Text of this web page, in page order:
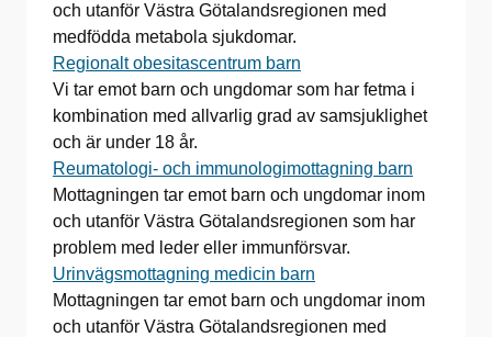
och utanför Västra Götalandsregionen med
medfödda metabola sjukdomar.
Regionalt obesitascentrum barn
Vi tar emot barn och ungdomar som har fetma i
kombination med allvarlig grad av samsjuklighet
och är under 18 år.
Reumatologi- och immunologimottagning barn
Mottagningen tar emot barn och ungdomar inom
och utanför Västra Götalandsregionen som har
problem med leder eller immunförsvar.
Urinvägsmottagning medicin barn
Mottagningen tar emot barn och ungdomar inom
och utanför Västra Götalandsregionen med